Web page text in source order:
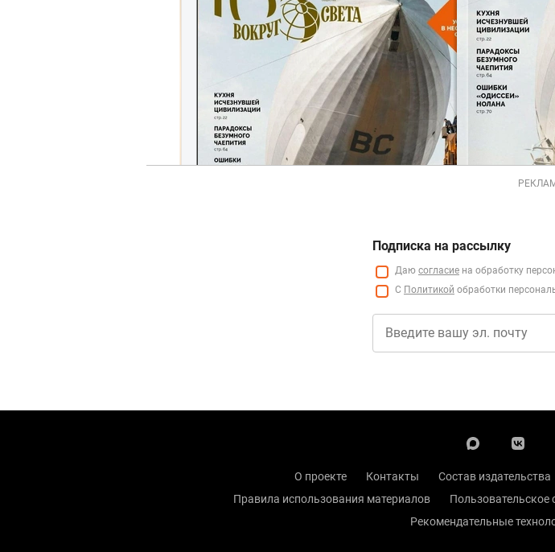
Подписка на рассылку
Даю согласие на обработку
С Политикой обработки
О проекте Контакты Состав издательства
Правила использования материалов
Пользовательское
Рекомендательные